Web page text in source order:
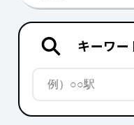
キーワー